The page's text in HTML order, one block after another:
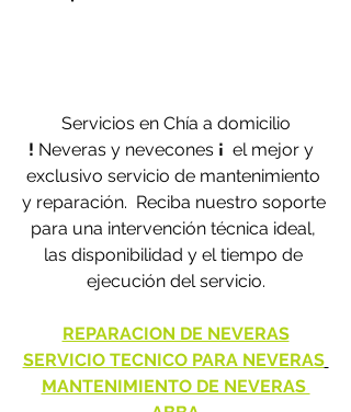
Servicios en Chía a domicilio
! Neveras y nevecones ¡ el mejor y
exclusivo servicio de mantenimiento
y reparación.  Reciba nuestro soporte
para una intervención técnica ideal,
las disponibilidad y el tiempo de
ejecución del servicio.
REPARACION DE NEVERAS
SERVICIO TECNICO PARA NEVERAS
MANTENIMIENTO DE NEVERAS